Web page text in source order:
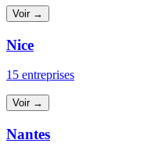
Voir →
Nice
15 entreprises
Voir →
Nantes